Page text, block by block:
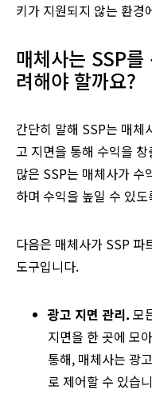
키가 지원되지 않는 환경
매체사는 SSP
려해야 할까요?
간단히 말해 SSP는 매체
고 지면을 통해 수익을
많은 SSP는 매체사가 수
하며 수익을 높일 수 있
다음은 매체사가 SSP 파
도구입니다.
광고 지면 관리. 모
지면을 한 곳에 모
통해, 매체사는 광
로 제어할 수 있습